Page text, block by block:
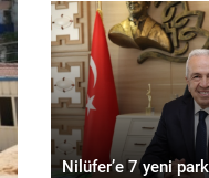
Nilüfer’e 7 yeni